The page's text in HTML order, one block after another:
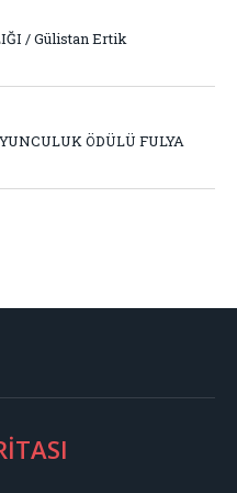
/ Gülistan Ertik
ÖDÜLÜ FULYA